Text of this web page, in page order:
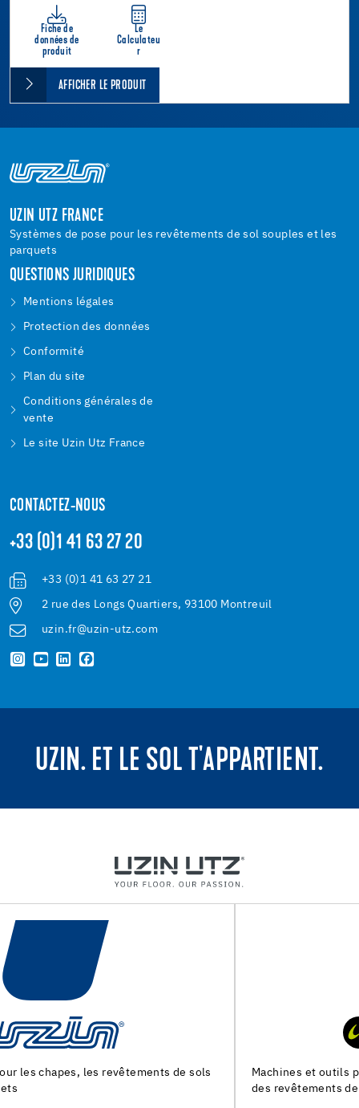
Fiche de
données de
produit
Le
Calculateu
r
AFFICHER LE PRODUIT
UZIN UTZ FRANCE
Systèmes de pose pour les revêtements de sol souples et les
parquets
QUESTIONS JURIDIQUES
Mentions légales
Protection des données
Conformité
Plan du site
Conditions générales de
vente
Le site Uzin Utz France
CONTACTEZ-NOUS
+33 (0)1 41 63 27 20
+33 (0)1 41 63 27 21
2 rue des Longs Quartiers, 93100 Montreuil
uzin.fr@uzin-utz.com
UZIN. ET LE SOL T'APPARTIENT.
Machines et outils pour la preparation du support et la pose